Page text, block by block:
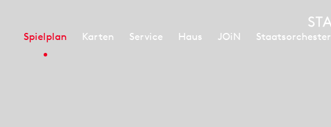
Spielplan Karten Service Haus JOiN Staatsorchester